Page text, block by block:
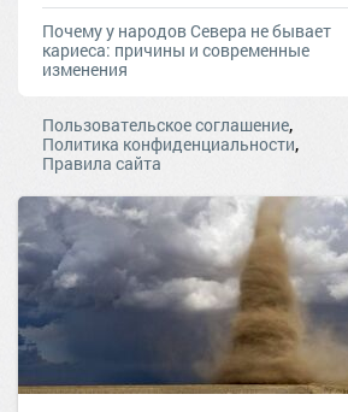
Почему у народов Севера не бывает
кариеса: причины и современные
изменения
Пользовательское соглашение,
Политика конфиденциальности,
Правила сайта